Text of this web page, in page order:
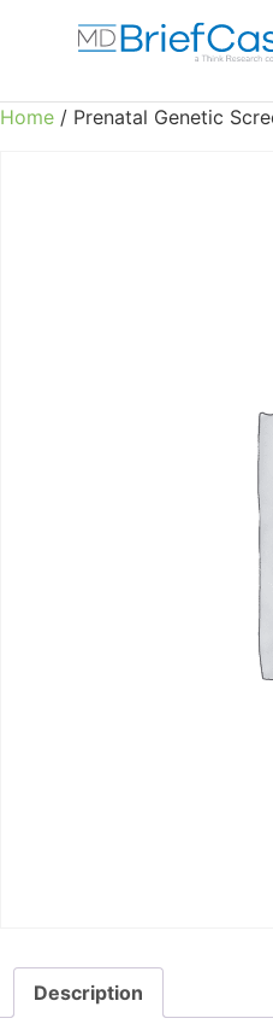
Home / Prenatal Genetic
Description